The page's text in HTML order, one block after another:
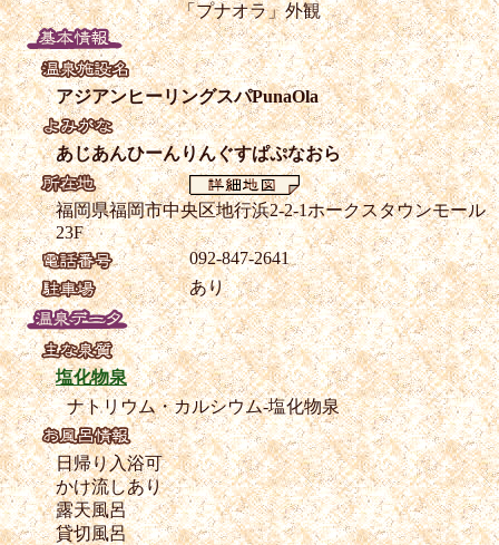
「プナオラ」外観
アジアンヒーリングスパPunaOla
あじあんひーんりんぐすぱぷなおら
福岡県福岡市中央区地行浜2-2-1ホークスタウンモール
23F
092-847-2641
あり
塩化物泉
ナトリウム・カルシウム-塩化物泉
日帰り入浴可
かけ流しあり
露天風呂
貸切風呂